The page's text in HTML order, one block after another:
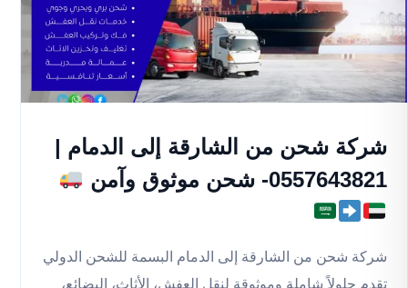
شركة شحن من الشارقة إلى الدمام |
0557643821- شحن موثوق وآمن
شركة شحن من الشارقة إلى الدمام البسمة للشحن الدولي
تقدم حلولاً شاملة وموثوقة لنقل العفش، الأثاث، البضائع،